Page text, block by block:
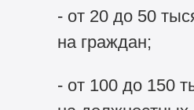
- от 20 до 50
на граждан;
- от 100 до 150